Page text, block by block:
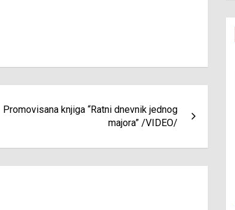
Promovisana knjiga “Ratni dnevnik jednog
majora” /VIDEO/